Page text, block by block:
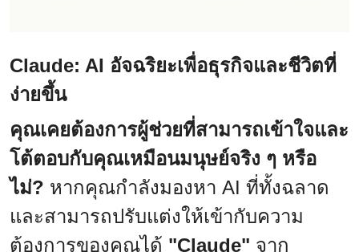
Claude: AI อัจฉริยะเพื่อธุรกิจและชีวิตที่
ง่ายขึ้น
คุณเคยต้องการผู้ช่วยที่สามารถเข้าใจและ
โต้ตอบกับคุณเหมือนมนุษย์จริง ๆ หรือ
ไม่? หากคุณกำลังมองหา AI ที่ทั้งฉลาด
และสามารถปรับแต่งให้เข้ากับความ
ต้องการของคุณได้ "Claude" จาก